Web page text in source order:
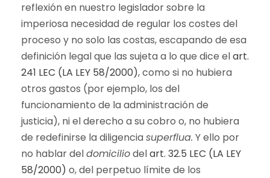
reflexión en nuestro legislador sobre la
imperiosa necesidad de regular los costes del
proceso y no solo las costas, escapando de esa
definición legal que las sujeta a lo que dice elart.
241 LEC (LA LEY 58/2000), como si no hubiera
otros gastos (por ejemplo, los del
funcionamiento de la administración de
justicia), ni el derecho a su cobro o, no hubiera
de redefinirse la diligenciasuperflua. Y ello por
no hablar deldomiciliodelart. 32.5 LEC (LA LEY
58/2000) o, del perpetuo límite de los